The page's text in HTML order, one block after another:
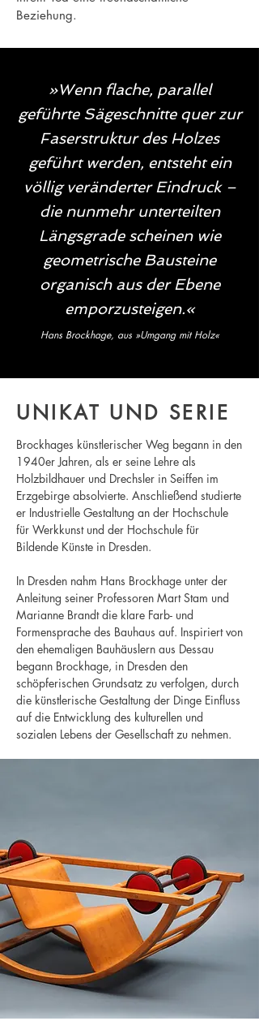
Beziehung.
»Wenn flache, parallel
geführte Sägeschnitte quer zur
Faserstruktur des Holzes
geführt werden, entsteht ein
völlig veränderter Eindruck –
die nunmehr unterteilten
Längsgrade scheinen wie
geometrische Bausteine
organisch aus der Ebene
emporzusteigen.«
Hans Brockhage, aus »Umgang mit Holz«
UNIKAT UND SERIE
Brockhages künstlerischer Weg begann in den
1940er Jahren, als er seine Lehre als
Holzbildhauer und Drechsler in Seiffen im
Erzgebirge absolvierte. Anschließend studierte
er Industrielle Gestaltung an der Hochschule
für Werkkunst und der Hochschule für
Bildende Künste in Dresden.
In Dresden nahm Hans Brockhage unter der
Anleitung seiner Professoren Mart Stam und
Marianne Brandt die klare Farb- und
Formensprache des Bauhaus auf. Inspiriert von
den ehemaligen Bauhäuslern aus Dessau
begann Brockhage, in Dresden den
schöpferischen Grundsatz zu verfolgen, durch
die künstlerische Gestaltung der Dinge Einfluss
auf die Entwicklung des kulturellen und
sozialen Lebens der Gesellschaft zu nehmen.